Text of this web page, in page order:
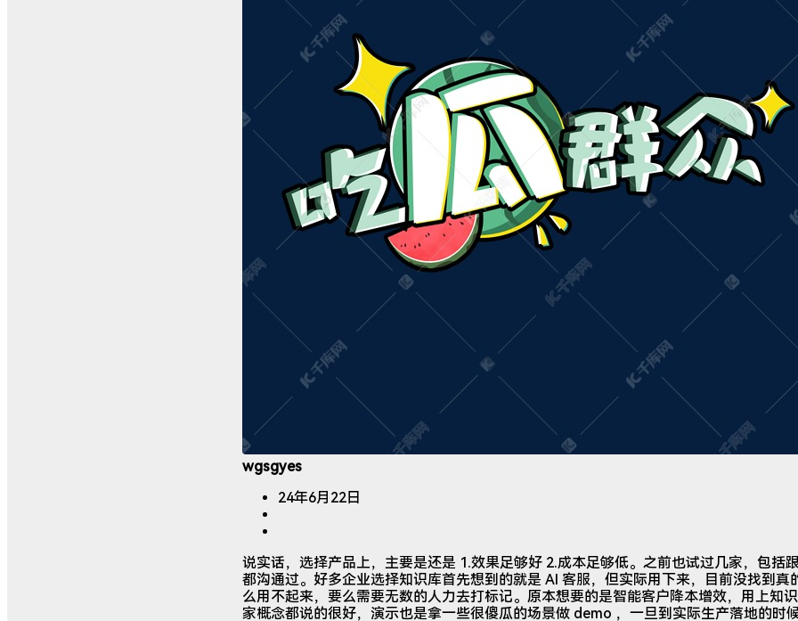
wgsgyes
24年6月22日
说实话，选择产品上，主要是还是 1.效果足够好 2.成本足够低。之前也试过几家，包括
都沟通过。好多企业选择知识库首先想到的就是 AI 客服，但实际用下来，目前没找到真
么用不起来，要么需要无数的人力去打标记。原本想要的是智能客户降本增效，用上知
家概念都说的很好，演示也是拿一些很傻瓜的场景做 demo ，一旦到实际生产落地的时